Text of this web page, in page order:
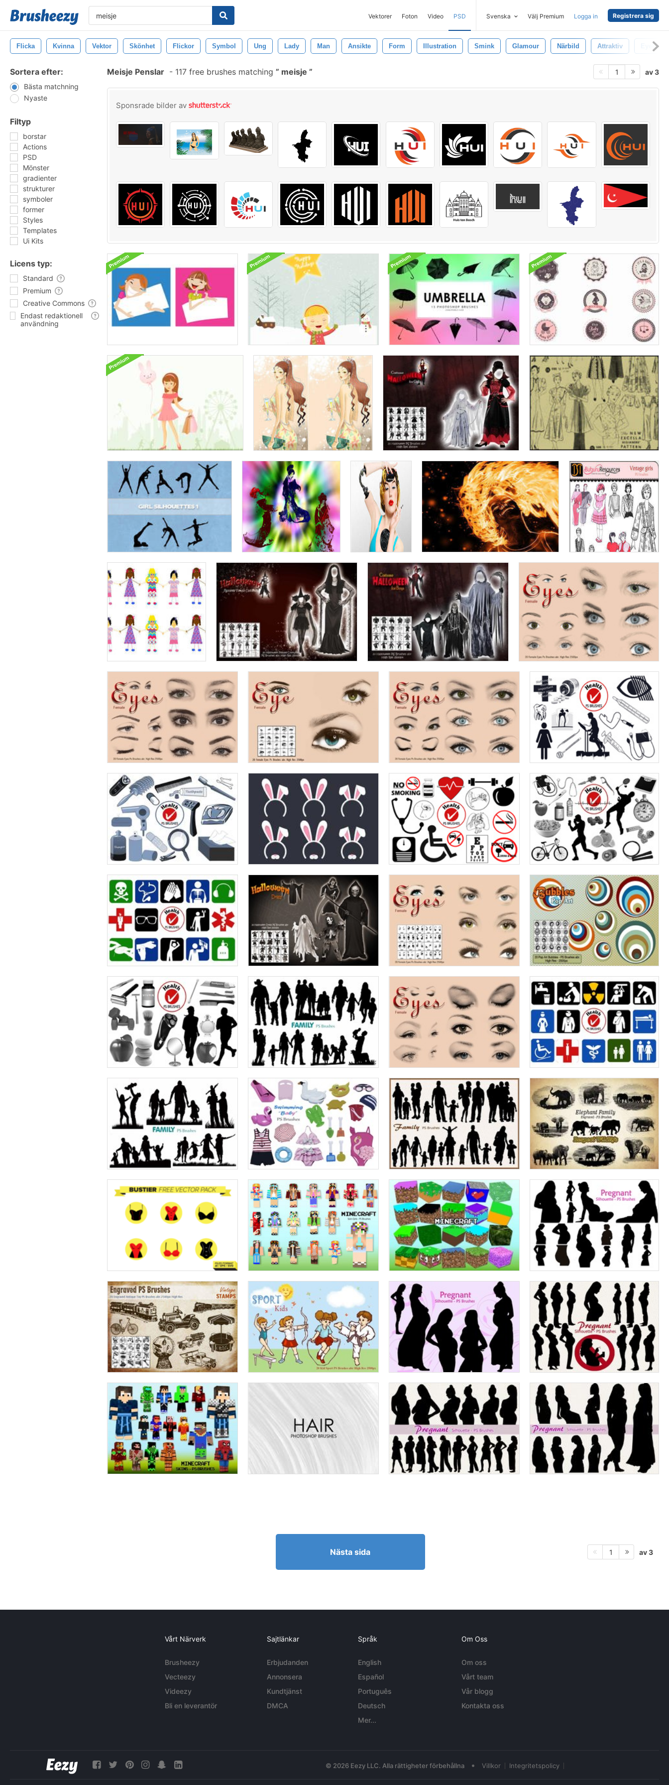
Vektorer Foton Video PSD Svenska Välj Premium Logga in Registrera sig
Flicka Kvinna Vektor Skönhet Flickor Symbol Ung Lady Man Ansikte Form Illustration Smink Glamour Närbild Attraktiv Eyeball
Sortera efter:
Bästa matchning
Nyaste
Filtyp
borstar
Actions
PSD
Mönster
gradienter
strukturer
symboler
former
Styles
Templates
Ui Kits
Licens typ:
Standard
Premium
Creative Commons
Endast redaktionell
användning
Meisje Penslar - 117 free brushes matching meisje 1 av 3
Sponsrade bilder av
Nästa sida 1 av 3
Vårt Närverk
Brusheezy
Vecteezy
Videezy
Bli en leverantör
Sajtlänkar
Erbjudanden
Annonsera
Kundtjänst
DMCA
Språk
English
Español
Português
Deutsch
Mer...
Om Oss
Om oss
Vårt team
Vår blogg
Kontakta oss
© 2026 Eezy LLC. Alla rättigheter förbehållna • Villkor Integritetspolicy